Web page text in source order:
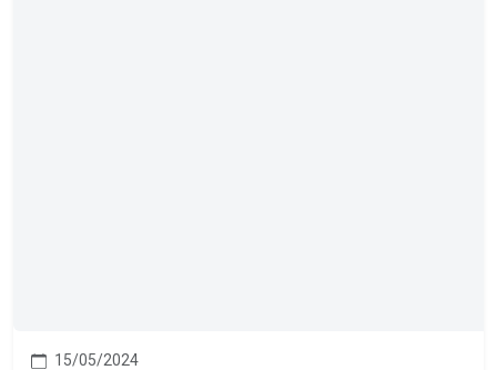
15/05/2024